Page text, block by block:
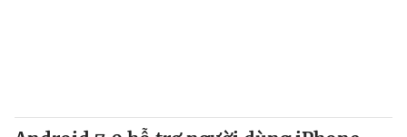
® Cấm sao chép dưới mọi hình thức nếu không có sự chấp